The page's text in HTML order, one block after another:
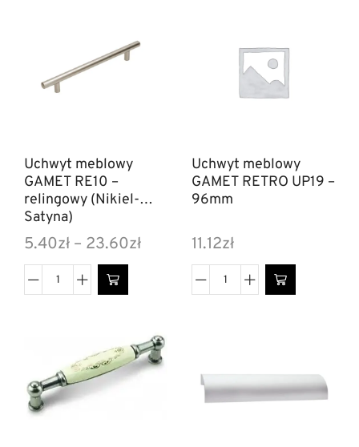
Uchwyt meblowy
GAMET RE10 –
relingowy (Nikiel-
Satyna)
5.40zł – 23.60zł
Uchwyt meblowy
GAMET RETRO UP19 –
96mm
11.12zł